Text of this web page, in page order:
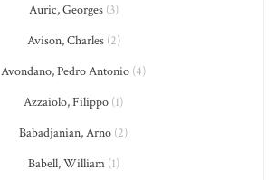
Auric, Georges(3)
Avison, Charles(2)
Avondano, Pedro Antonio (4)
Azzaiolo, Filippo (1)
Babadjanian, Arno (2)
Babell, William(1)